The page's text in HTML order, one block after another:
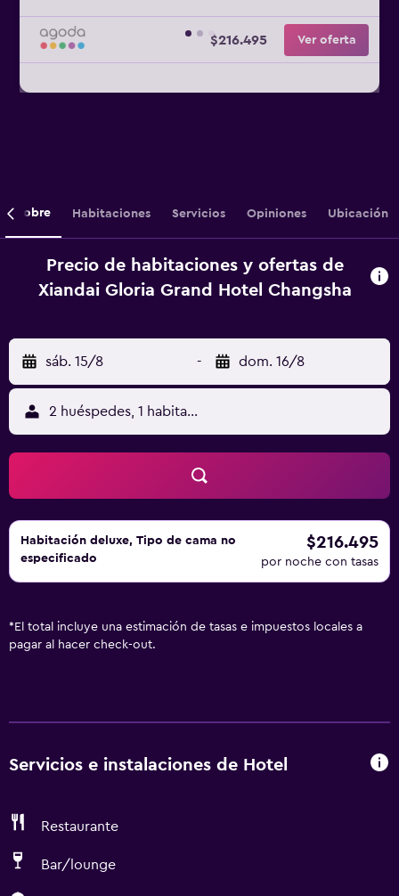
$216.495 Ver oferta
Sobre Habitaciones Servicios Opiniones Ubicación
Precio de habitaciones y ofertas de
Xiandai Gloria Grand Hotel Changsha
sáb. 15/8 - dom. 16/8
2 huéspedes, 1 habitación
Habitación deluxe, Tipo de cama no
especificado
$216.495
por noche con tasas
* El total incluye una estimación de tasas e impuestos locales a
pagar al hacer check-out.
Servicios e instalaciones de Hotel
Restaurante
Bar/lounge